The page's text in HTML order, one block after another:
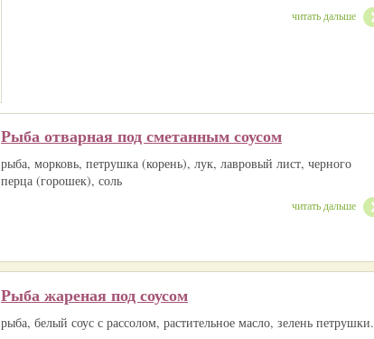
читать дальше
Рыба отварная под сметанным соусом
рыба, морковь, петрушка (корень), лук, лавровый лист, черного
перца (горошек), соль
читать дальше
Рыба жареная под соусом
рыба, белый соус с рассолом, растительное масло, зелень петрушки.